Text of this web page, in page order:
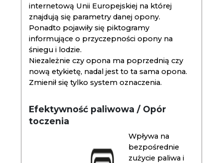
internetową Unii Europejskiej na której
znajdują się parametry danej opony.
Ponadto pojawiły się piktogramy
informujące o przyczepności opony na
śniegu i lodzie.
Niezależnie czy opona ma poprzednią czy
nową etykietę, nadal jest to ta sama opona.
Zmienił się tylko system oznaczenia.
Efektywność paliwowa / Opór
toczenia
Wpływa na
bezpośrednie
zużycie paliwa i